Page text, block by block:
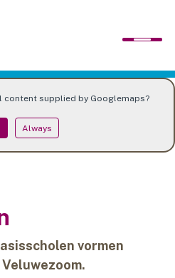
content supplied by Googlemaps?
Always
vormen